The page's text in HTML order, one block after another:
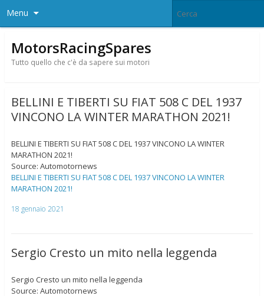
Menu
MotorsRacingSpares
Tutto quello che c'è da sapere sui motori
BELLINI E TIBERTI SU FIAT 508 C DEL 1937
VINCONO LA WINTER MARATHON 2021!
BELLINI E TIBERTI SU FIAT 508 C DEL 1937 VINCONO LA WINTER
MARATHON 2021!
Source: Automotornews
BELLINI E TIBERTI SU FIAT 508 C DEL 1937 VINCONO LA WINTER
MARATHON 2021!
18 gennaio 2021
Sergio Cresto un mito nella leggenda
Sergio Cresto un mito nella leggenda
Source: Automotornews